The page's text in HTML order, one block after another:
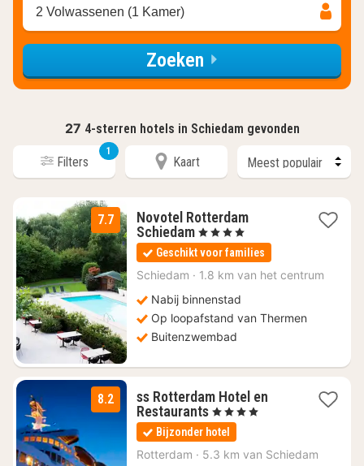
2 Volwassenen (1 Kamer)
Zoeken
27 4-sterren hotels in Schiedam gevonden
Filters
1
Kaart
7.7
Novotel Rotterdam
Schiedam1
nacht
vanaf
€
, 4 Sterren
Geschikt voor families
Schiedam · 1.8 km van het centrum
Nabij binnenstad
Op loopafstand van Thermen
Buitenzwembad
8.2
ss Rotterdam Hotel en
Restaurants1
nacht
vanaf
€
, 4 Sterren
Bijzonder hotel
Rotterdam · 5.3 km van Schiedam